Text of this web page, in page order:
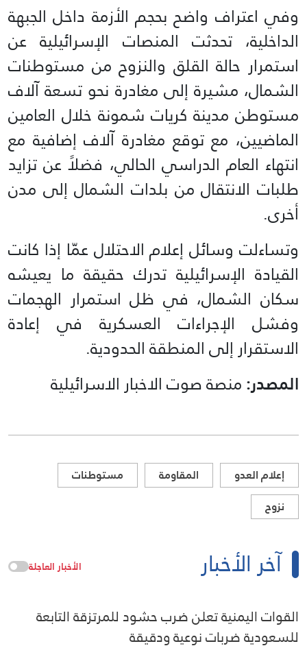
وفي اعتراف واضح بحجم الأزمة داخل الجبهة
الداخلية، تحدثت المنصات الإسرائيلية عن
استمرار حالة القلق والنزوح من مستوطنات
الشمال، مشيرة إلى مغادرة نحو تسعة آلاف
مستوطن مدينة كريات شمونة خلال العامين
الماضيين، مع توقع مغادرة آلاف إضافية مع
انتهاء العام الدراسي الحالي، فضلاً عن تزايد
طلبات الانتقال من بلدات الشمال إلى مدن
أخرى.
وتساءلت وسائل إعلام الاحتلال عمّا إذا كانت
القيادة الإسرائيلية تدرك حقيقة ما يعيشه
سكان الشمال، في ظل استمرار الهجمات
وفشل الإجراءات العسكرية في إعادة
الاستقرار إلى المنطقة الحدودية.
المصدر:منصة صوت الاخبار الاسرائيلية
إعلام العدو المقاومة
مستوطنات
نزوح
آخر الأخبار الأخبار العاجلة
القوات اليمنية تعلن ضرب حشود للمرتزقة التابعة
للسعودية ضربات نوعية ودقيقة